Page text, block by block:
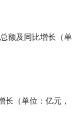
额及同比增长（单
长（单位：亿元，